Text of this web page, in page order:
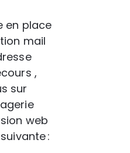
en place
mail
,
sur
web
: